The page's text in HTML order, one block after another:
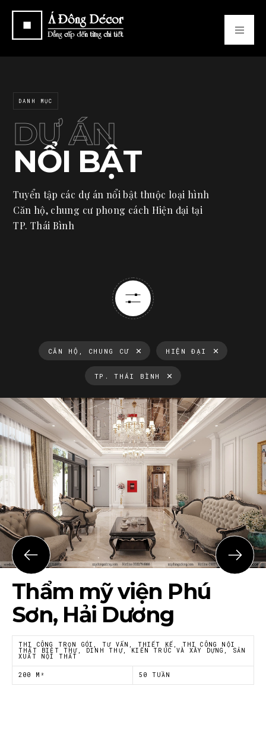
Thông tin luôn cập nhật
Xu hướng thiết kế nội thất mới nhất tại Việt Nam và trên thế
giới
Họ tên *
Tôi đồng ý với
Á Đông
DANH MỤC
DỰ ÁN
NỔI BẬT
Tuyển tập các dự án nổi bật thuộc loại hình
Căn hộ, chung cư phong cách Hiện đại tại
TP. Thái Bình
CĂN HỘ, CHUNG CƯ HIỆN ĐẠI
TP. THÁI BÌNH
Thẩm mỹ viện Phú
Sơn, Hải Dương
THI CÔNG TRỌN GÓI, TƯ VẤN, THIẾT KẾ, THI CÔNG NỘI
THẤT BIỆT THỰ, DINH THỰ, KIẾN TRÚC VÀ XÂY DỰNG, SẢN
XUẤT NỘI THẤT
200 M² 50 TUẦN